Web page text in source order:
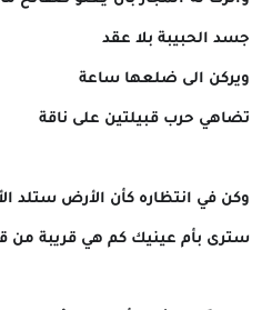
جسد الحبيبة بلا عقد
ويركن الى ضلعها ساعة
تضاهي حرب قبيلتين على ناقة
وكن في انتظاره كأن الأرض ستلد
سترى بأم عينيك كم هي قريبة من